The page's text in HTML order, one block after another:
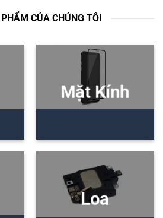
CỦA CHÚNG TÔI
Mặt Kính
Loa